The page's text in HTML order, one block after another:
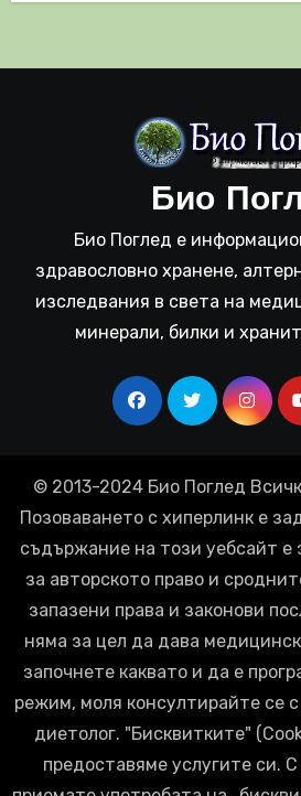
Био
Био Поглед е
здравословно хранене,
изследвания в света на
минерали, билки и
© 2013-2024 Био Поглед
Позоваването с хиперлинк е
съдържание на този уебсайт е
за авторското право и
запазени права и законови
няма за цел да дава
започнете каквато и да е
режим, моля консултирайте се
диетолог. "Бисквитките"
предоставяме услугите си.